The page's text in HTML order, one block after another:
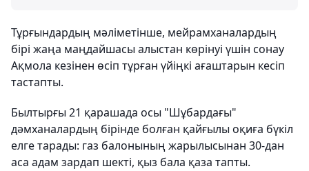
Тұрғындардың мәліметінше, мейрамханалардың
бірі жаңа маңдайшасы алыстан көрінуі үшін сонау
Ақмола кезінен өсіп тұрған үйіңкі ағаштарын кесіп
тастапты.
Былтырғы 21 қарашада осы "Шұбардағы"
дәмханалардың бірінде болған қайғылы оқиға бүкіл
елге тарады: газ балонының жарылысынан 30-дан
аса адам зардап шекті, қыз бала қаза тапты.